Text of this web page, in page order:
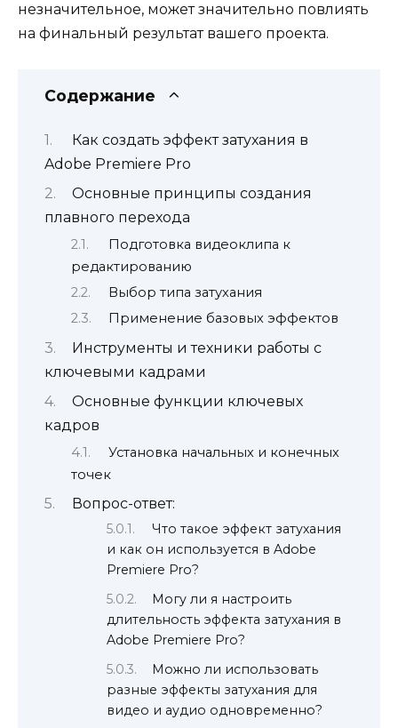
незначительное, может значительно повлиять
на финальный результат вашего проекта.
Содержание
Как создать эффект затухания в
Adobe Premiere Pro
Основные принципы создания
плавного перехода
Подготовка видеоклипа к
редактированию
Выбор типа затухания
Применение базовых эффектов
Инструменты и техники работы с
ключевыми кадрами
Основные функции ключевых
кадров
Установка начальных и конечных
точек
Вопрос-ответ:
Что такое эффект затухания
и как он используется в Adobe
Premiere Pro?
Могу ли я настроить
длительность эффекта затухания в
Adobe Premiere Pro?
Можно ли использовать
разные эффекты затухания для
видео и аудио одновременно?